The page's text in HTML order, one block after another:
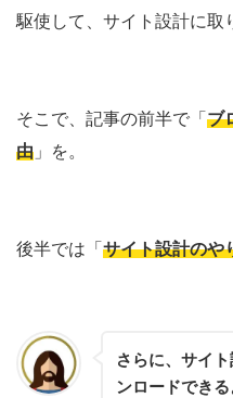
駆使して、サイト設計に取
そこで、記事の前半で「 ブ
由 」を。
後半では「 サイト設計のや
さらに、サイ
ンロードできる